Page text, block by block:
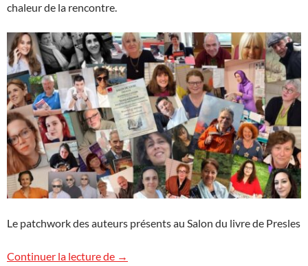
chaleur de la rencontre.
Le patchwork des auteurs présents au Salon du livre de Presles
Continuer la lecture de 38 auteurs en dédicaces à Presles
→